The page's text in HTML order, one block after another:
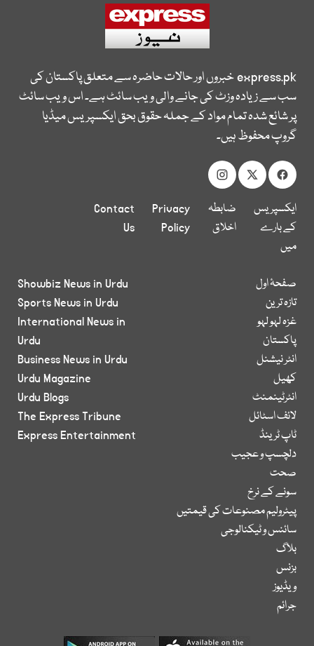
express.pkخبروں اور حالات حاضرہ سے متعلق پاکستان کی
سب سے زیادہ وزٹ کی جانے والی ویب سائٹ ہے۔ اس ویب سائٹ
پر شائع شدہ تمام مواد کے جملہ حقوق بحق ایکسپریس میڈیا
گروپ محفوظ ہیں۔
ایکسپریس
کے بارے
میں
ضابطہ
اخلاق
Privacy
Policy
Contact
Us
صفحۂ اول
تازہ ترین
غزہ لہو لہو
پاکستان
انٹر نیشنل
کھیل
انٹرٹینمنٹ
لائف اسٹائل
ٹاپ ٹرینڈ
دلچسپ و عجیب
صحت
سونے کے نرخ
پیٹرولیم مصنوعات کی قیمتیں
سائنس و ٹیکنالوجی
بلاگ
بزنس
ویڈیوز
جرائم
Showbiz News in Urdu
Sports News in Urdu
International News in
Urdu
Business News in Urdu
Urdu Magazine
Urdu Blogs
The Express Tribune
Express Entertainment